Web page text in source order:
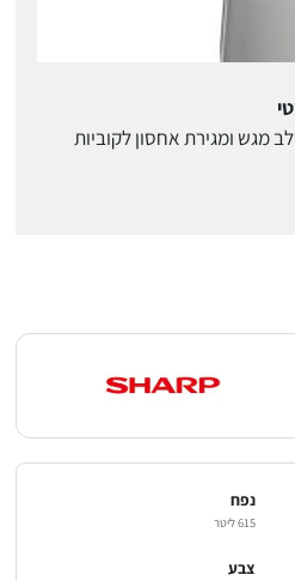
מגש ומגירת אחסון לקוביות
נפח
615 ליטר
צבע